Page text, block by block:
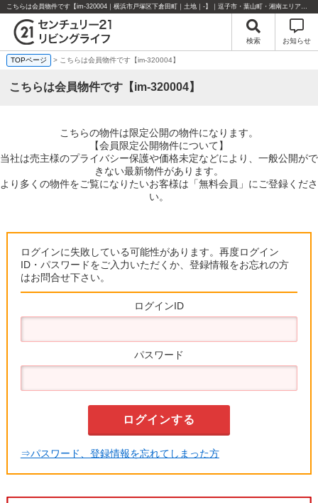
こちらは会員物件です【im-320004｜横浜市戸塚区下倉田町｜土地｜-】｜逗子市・葉山町・湘南エリアの不動産のことならセンチュリー21リビングライフにお任せください！
検索 お知らせ
TOPページ > こちらは会員物件です【im-320004】
こちらは会員物件です【im-320004】
こちらの物件は限定公開の物件になります。
【会員限定公開物件について】
当社は売主様のプライバシー保護や価格未定などにより、一般公開がで
きない最新物件があります。
より多くの物件をご覧になりたいお客様は「無料会員」にご登録くださ
い。
ログインに失敗している可能性があります。再度ログイン
ID・パスワードをご入力いただくか、登録情報をお忘れの方
はお問合せ下さい。
ログインID
パスワード
⇒パスワード、登録情報を忘れてしまった方